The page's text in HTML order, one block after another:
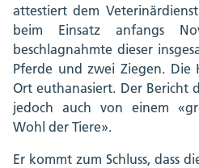
attestiert dem
beim Einsatz anfangs
beschlagnahmte dieser
Pferde und zwei Ziegen.
Ort euthanasiert. Der Bericht
jedoch auch von einem
Wohl der Tiere».
Er kommt zum Schluss, dass